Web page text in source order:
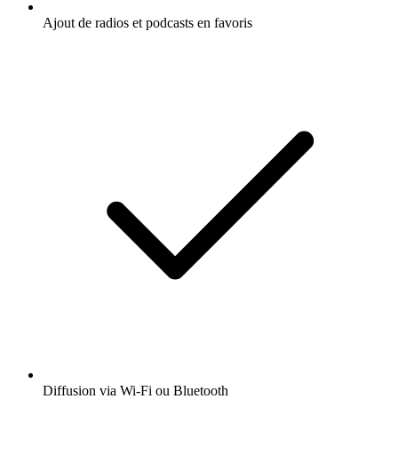
Ajout de radios et podcasts en favoris
Diffusion via Wi-Fi ou Bluetooth